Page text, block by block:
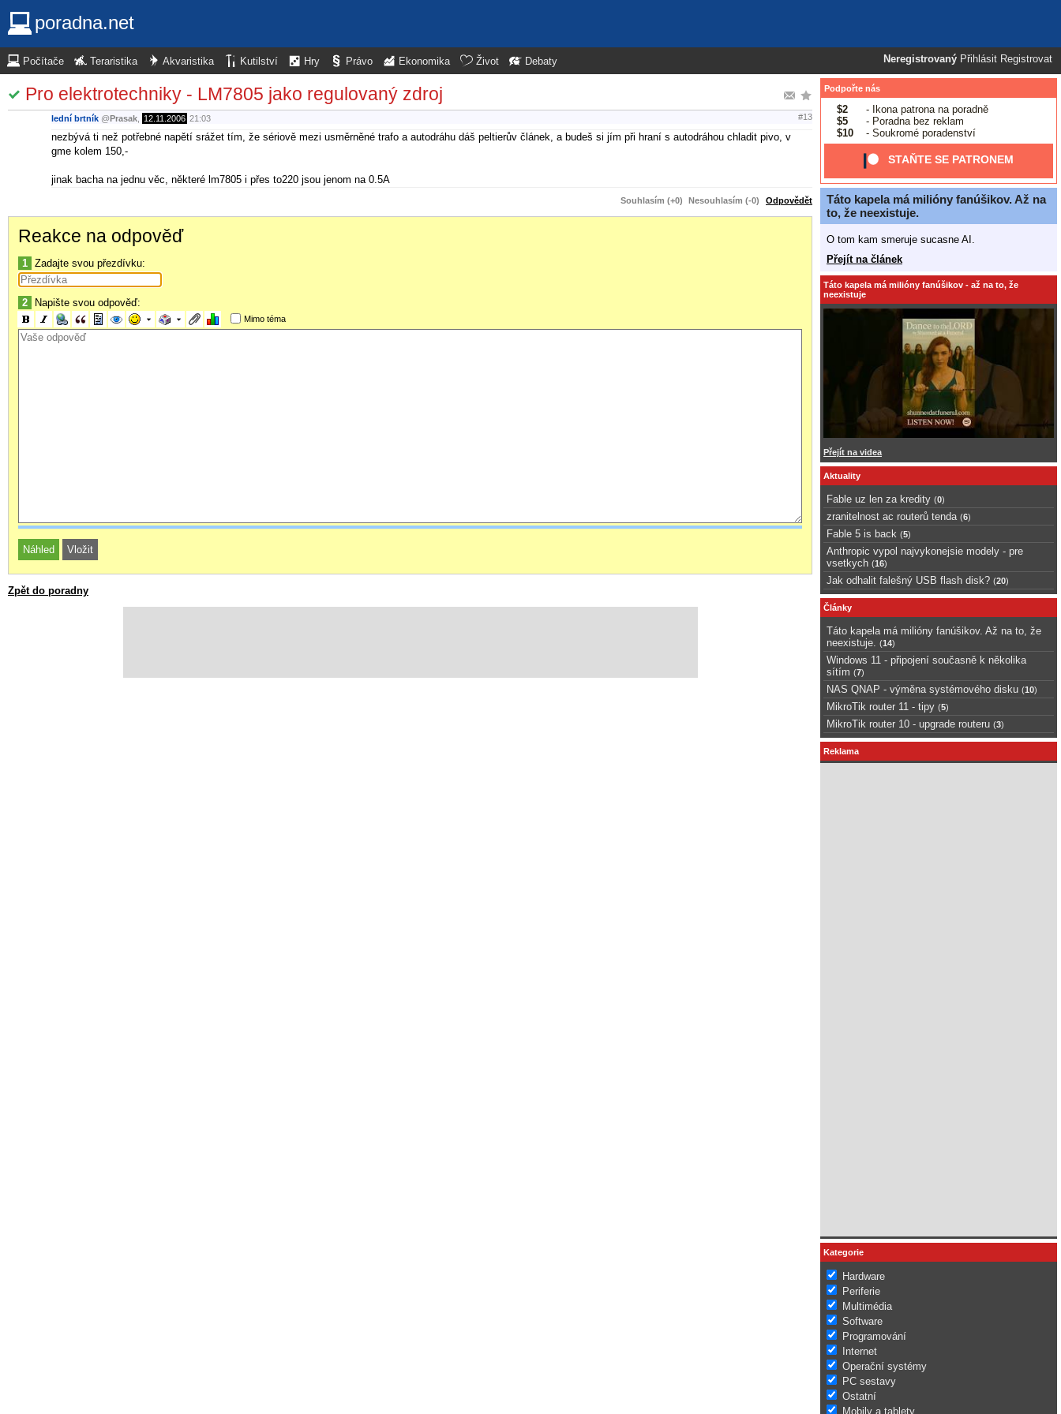
poradna.net
Neregistrovaný Přihlásit Registrovat
Počítače Teraristika Akvaristika Kutilství Hry Právo Ekonomika Život Debaty
Pro elektrotechniky - LM7805 jako regulovaný zdroj
lední brtník @Prasak 12.11.2006 21:03 #13
nezbývá ti než potřebné napětí srážet tím, že sériově mezi usměrněné trafo a autodráhu dáš peltierův článek, a budeš si jím při hraní s autodráhou chladit pivo, v
gme kolem 150,-
jinak bacha na jednu věc, některé lm7805 i přes to220 jsou jenom na 0.5A
Souhlasím (+0) Nesouhlasím (-0) Odpovědět
Reakce na odpověď
1 Zadajte svou přezdívku:
2 Napište svou odpověď:
Mimo téma
Zpět do poradny
Podpořte nás
$2
- Ikona patrona na poradně
$5
- Poradna bez reklam
$10
- Soukromé poradenství
STAŇTE SE PATRONEM
Táto kapela má milióny fanúšikov. Až na
to, že neexistuje.
O tom kam smeruje sucasne AI.
Přejít na článek
Táto kapela má milióny fanúšikov - až na to, že
neexistuje
Přejít na videa
Aktuality
Fable uz len za kredity (0)
zranitelnost ac routerů tenda (6)
Fable 5 is back (5)
Anthropic vypol najvykonejsie modely - pre
vsetkych (16)
Jak odhalit falešný USB flash disk? (20)
Články
Táto kapela má milióny fanúšikov. Až na to, že
neexistuje.
(14)
Windows 11 - připojení současně k několika
sítím (7)
NAS QNAP - výměna systémového disku (10)
MikroTik router 11 - tipy (5)
MikroTik router 10 - upgrade routeru (3)
Reklama
Kategorie
Hardware
Periferie
Multimédia
Software
Programování
Internet
Operační systémy
PC sestavy
Ostatní
Mobily a tablety